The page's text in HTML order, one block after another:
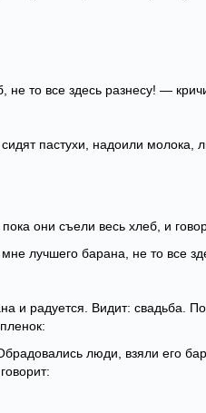
то все здесь разнесу! —
пастухи, надоили молока,
они съели весь хлеб, и
лучшего барана, не то все
и радуется. Видит: свадьба.
люди, взяли его